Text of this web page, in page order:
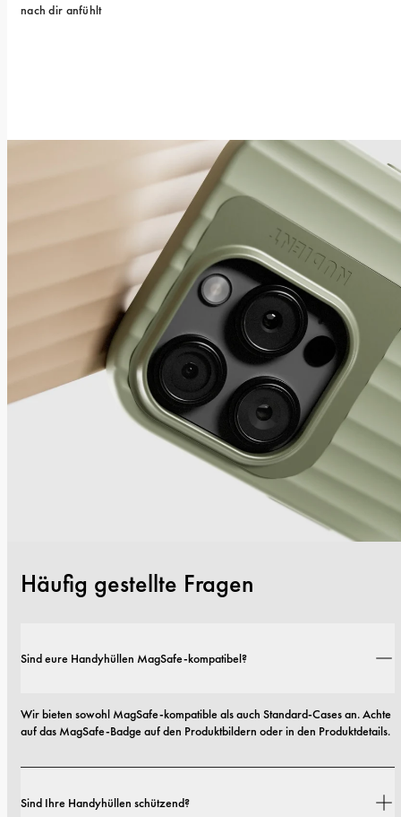
nach dir anfühlt
Häufig gestellte Fragen
Sind eure Handyhüllen MagSafe-kompatibel?
Wir bieten sowohl MagSafe-kompatible als auch Standard-Cases an. Achte
auf das MagSafe-Badge auf den Produktbildern oder in den Produktdetails.
Sind Ihre Handyhüllen schützend?